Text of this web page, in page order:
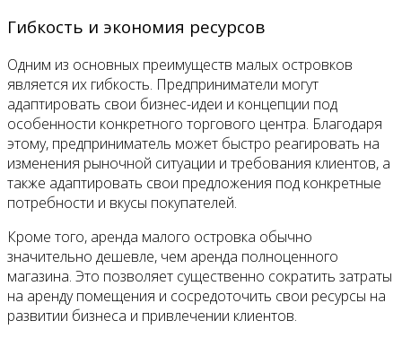
Гибкость и экономия ресурсов
Одним из основных преимуществ малых островков
является их гибкость. Предприниматели могут
адаптировать свои бизнес-идеи и концепции под
особенности конкретного торгового центра. Благодаря
этому, предприниматель может быстро реагировать на
изменения рыночной ситуации и требования клиентов, а
также адаптировать свои предложения под конкретные
потребности и вкусы покупателей.
Кроме того, аренда малого островка обычно
значительно дешевле, чем аренда полноценного
магазина. Это позволяет существенно сократить затраты
на аренду помещения и сосредоточить свои ресурсы на
развитии бизнеса и привлечении клиентов.